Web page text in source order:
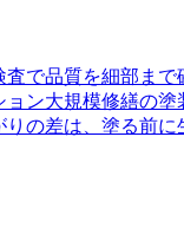
査で品質を細部ま
ョン大規模修繕の塗
りの差は、塗る前に